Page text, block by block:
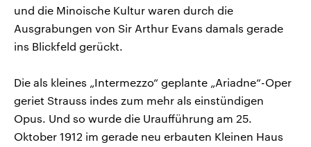
und die Minoische Kultur waren durch die
Ausgrabungen von Sir Arthur Evans damals gerade
ins Blickfeld gerückt.
Die als kleines „Intermezzo“ geplante „Ariadne“-Oper
geriet Strauss indes zum mehr als einstündigen
Opus. Und so wurde die Uraufführung am 25.
Oktober 1912 im gerade neu erbauten Kleinen Haus